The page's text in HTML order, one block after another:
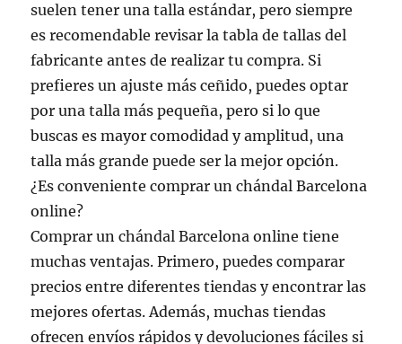
suelen tener una talla estándar, pero siempre
es recomendable revisar la tabla de tallas del
fabricante antes de realizar tu compra. Si
prefieres un ajuste más ceñido, puedes optar
por una talla más pequeña, pero si lo que
buscas es mayor comodidad y amplitud, una
talla más grande puede ser la mejor opción.
¿Es conveniente comprar un chándal Barcelona
online?
Comprar un chándal Barcelona online tiene
muchas ventajas. Primero, puedes comparar
precios entre diferentes tiendas y encontrar las
mejores ofertas. Además, muchas tiendas
ofrecen envíos rápidos y devoluciones fáciles si